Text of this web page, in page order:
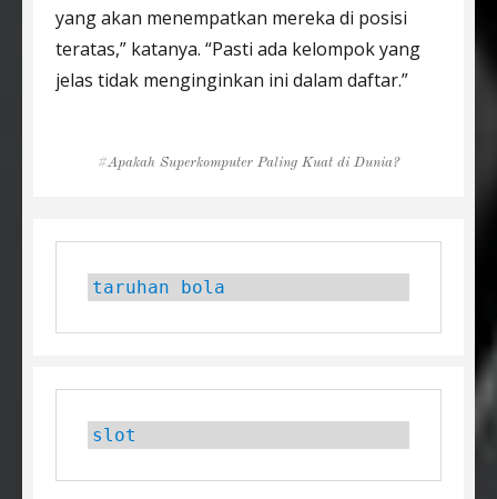
yang akan menempatkan mereka di posisi
teratas,” katanya. “Pasti ada kelompok yang
jelas tidak menginginkan ini dalam daftar.”
Tags
Apakah Superkomputer Paling Kuat di Dunia?
taruhan bola
slot